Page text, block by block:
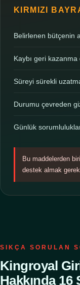
KIRMIZI
Belirlenen bütçenin
Kaybı geri kazanma
Süreyi sürekli
Durumu çevreden
Günlük
Bu maddelerden
destek almak
SIKÇA SORULAN
Kingroyal
Hakkında 16